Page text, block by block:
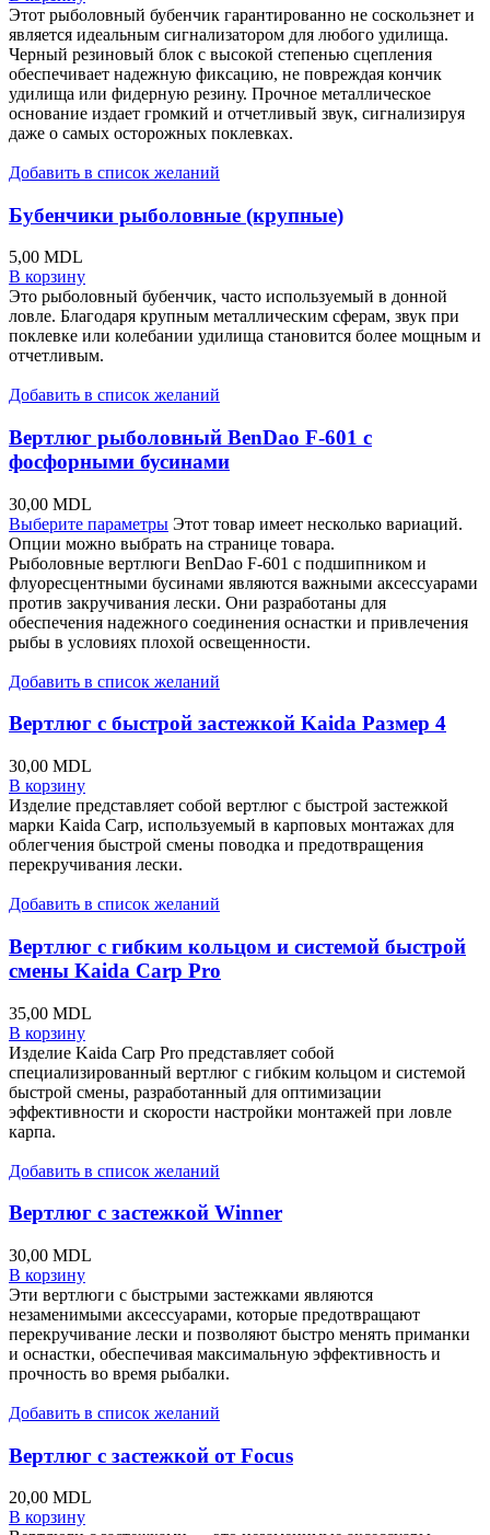
Этот рыболовный бубенчик гарантированно не соскользнет и
является идеальным сигнализатором для любого удилища.
Черный резиновый блок с высокой степенью сцепления
обеспечивает надежную фиксацию, не повреждая кончик
удилища или фидерную резину. Прочное металлическое
основание издает громкий и отчетливый звук, сигнализируя
даже о самых осторожных поклевках.
Добавить в список желаний
Бубенчики рыболовные (крупные)
5,00 MDL
В корзину
Это рыболовный бубенчик, часто используемый в донной
ловле. Благодаря крупным металлическим сферам, звук при
поклевке или колебании удилища становится более мощным и
отчетливым.
Добавить в список желаний
Вертлюг рыболовный BenDao F-601 с
фосфорными бусинами
30,00 MDL
Выберите параметры Этот товар имеет несколько вариаций.
Опции можно выбрать на странице товара.
Рыболовные вертлюги BenDao F-601 с подшипником и
флуоресцентными бусинами являются важными аксессуарами
против закручивания лески. Они разработаны для
обеспечения надежного соединения оснастки и привлечения
рыбы в условиях плохой освещенности.
Добавить в список желаний
Вертлюг с быстрой застежкой Kaida Размер 4
30,00 MDL
В корзину
Изделие представляет собой вертлюг с быстрой застежкой
марки Kaida Carp, используемый в карповых монтажах для
облегчения быстрой смены поводка и предотвращения
перекручивания лески.
Добавить в список желаний
Вертлюг с гибким кольцом и системой быстрой
смены Kaida Carp Pro
35,00 MDL
В корзину
Изделие Kaida Carp Pro представляет собой
специализированный вертлюг с гибким кольцом и системой
быстрой смены, разработанный для оптимизации
эффективности и скорости настройки монтажей при ловле
карпа.
Добавить в список желаний
Вертлюг с застежкой Winner
30,00 MDL
В корзину
Эти вертлюги с быстрыми застежками являются
незаменимыми аксессуарами, которые предотвращают
перекручивание лески и позволяют быстро менять приманки
и оснастки, обеспечивая максимальную эффективность и
прочность во время рыбалки.
Добавить в список желаний
Вертлюг с застежкой от Focus
20,00 MDL
В корзину